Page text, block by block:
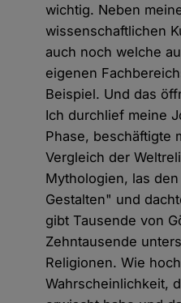
wichtig. Neben
wissenschaftlichen
auch noch welche
eigenen
Beispiel. Und das
Ich durchlief meine
Phase, beschäftigte
Vergleich der
Mythologien, las
Gestalten" und
gibt Tausende von
Zehntausende
Religionen. Wie
Wahrscheinlichkeit,